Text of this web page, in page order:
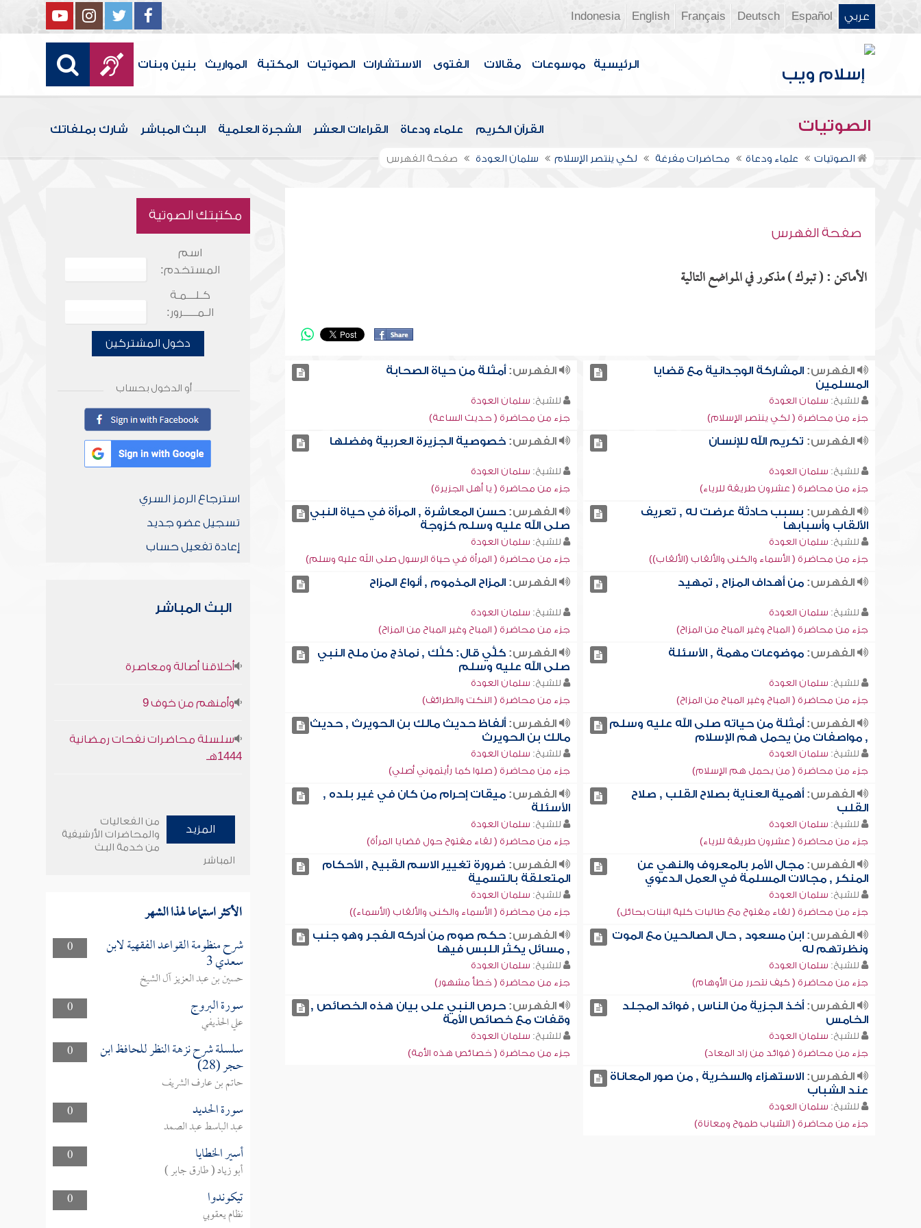
عربي Español
Deutsch
Français
English
Indonesia
الرئيسية موسوعات مقالات الفتوى الاستشارات الصوتيات المكتبة المواريث بنين وبنات
الصوتيات القرآن الكريم علماء ودعاة القراءات العشر الشجرة العلمية البث المباشر شارك بملفاتك
الصوتيات علماء ودعاة محاضرات مفرغة لكي ينتصر الإسلام سلمان العودة صفحة الفهرس
صفحة الفهرس
الأماكن : ( تبوك ) مذكور في المواضع التالية
الفهرس:المشاركة الوجدانية مع قضايا
المسلمين
للشيخ: سلمان العودة
جزء من محاضرة ( لكي ينتصر الإسلام)
الفهرس: أمثلة من حياة الصحابة
للشيخ: سلمان العودة
جزء من محاضرة ( حديث الساعة)
الفهرس: تكريم الله للإنسان
للشيخ: سلمان العودة
جزء من محاضرة ( عشرون طريقة للرياء)
الفهرس: خصوصية الجزيرة العربية وفضلها
للشيخ: سلمان العودة
جزء من محاضرة ( يا أهل الجزيرة)
الفهرس: بسبب حادثة عرضت له , تعريف
الألقاب وأسبابها
للشيخ: سلمان العودة
جزء من محاضرة ( الأسماء والكنى والألقاب (الألقاب))
الفهرس: حسن المعاشرة , المرأة في حياة النبي
صلى الله عليه وسلم كزوجة
للشيخ: سلمان العودة
جزء من محاضرة ( المرأة في حياة الرسول صلى الله عليه وسلم)
الفهرس:من أهداف المزاح , تمهيد
للشيخ: سلمان العودة
جزء من محاضرة ( المباح وغير المباح من المزاح)
الفهرس: المزاح المذموم , أنواع المزاح
للشيخ: سلمان العودة
جزء من محاضرة ( المباح وغير المباح من المزاح)
الفهرس:موضوعات مهمة , الأسئلة
للشيخ: سلمان العودة
جزء من محاضرة ( المباح وغير المباح من المزاح)
الفهرس: كلُّّي قال: كلُّك , نماذج من ملح النبي
صلى الله عليه وسلم
للشيخ: سلمان العودة
جزء من محاضرة ( النكت والطرائف)
الفهرس:أمثلة من حياته صلى الله عليه وسلم
, مواصفات من يحمل هم الإسلام
للشيخ: سلمان العودة
جزء من محاضرة ( من يحمل هم الإسلام)
الفهرس: ألفاظ حديث مالك بن الحويرث , حديث
مالك بن الحويرث
للشيخ: سلمان العودة
جزء من محاضرة ( صلوا كما رأيتموني أصلي)
الفهرس:أهمية العناية بصلاح القلب , صلاح
القلب
للشيخ: سلمان العودة
جزء من محاضرة ( عشرون طريقة للرياء)
الفهرس: ميقات إحرام من كان في غير بلده ,
الأسئلة
للشيخ: سلمان العودة
جزء من محاضرة ( لقاء مفتوح حول قضايا المرأة)
الفهرس:مجال الأمر بالمعروف والنهي عن
المنكر , مجالات المسلمة في العمل الدعوي
للشيخ: سلمان العودة
جزء من محاضرة ( لقاء مفتوح مع طالبات كلية البنات بحائل)
الفهرس: ضرورة تغيير الاسم القبيح , الأحكام
المتعلقة بالتسمية
للشيخ: سلمان العودة
جزء من محاضرة ( الأسماء والكنى والألقاب (الأسماء))
الفهرس:ابن مسعود , حال الصالحين مع الموت
ونظرتهم له
للشيخ: سلمان العودة
جزء من محاضرة ( كيف نتحرر من الأوهام)
الفهرس: حكم صوم من أدركه الفجر وهو جنب
, مسائل يكثر اللبس فيها
للشيخ: سلمان العودة
جزء من محاضرة ( خطأ مشهور)
الفهرس:أخذ الجزية من الناس , فوائد المجلد
الخامس
للشيخ: سلمان العودة
جزء من محاضرة ( فوائد من زاد المعاد)
الفهرس: حرص النبي على بيان هذه الخصائص ,
وقفات مع خصائص الأمة
للشيخ: سلمان العودة
جزء من محاضرة ( خصائص هذه الأمة)
الفهرس:الاستهزاء والسخرية , من صور المعاناة
عند الشباب
للشيخ: سلمان العودة
جزء من محاضرة ( الشباب طموح ومعاناة)
مكتبتك الصوتية
اسم
المستخدم:
كـلـــمـة
الـمـــــرور:
دخول المشتركين
أو الدخول بحساب
استرجاع الرمز السري
تسجيل عضو جديد
إعادة تفعيل حساب
البث المباشر
أخلاقنا أصالة ومعاصرة
وأمنهم من خوف 9
سلسلة محاضرات نفحات رمضانية
1444هـ
المزيد
من الفعاليات
والمحاضرات الأرشيفية
من خدمة البث
المباشر
الأكثر استماعا لهذا الشهر
0 شرح منظومة القواعد الفقهية لابن
سعدي 3
حسين بن عبد العزيز آل الشيخ
0
سورة البروج
علي الحذيفي
0
سلسلة شرح نزهة النظر للحافظ ابن
حجر (28)
حاتم بن عارف الشريف
0
سورة الحديد
عبد الباسط عبد الصمد
0
أسير الخطايا
أبو زياد ( طارق جابر )
0
تيكوندوا
نظام يعقوبي